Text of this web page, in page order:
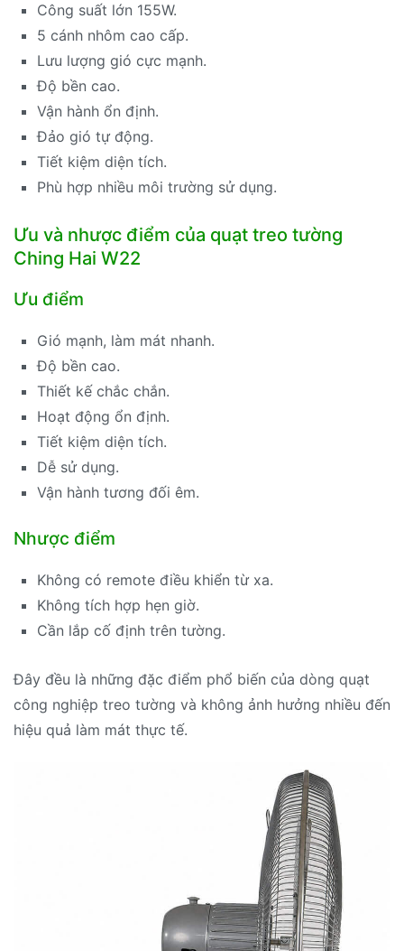
Công suất lớn 155W.
5 cánh nhôm cao cấp.
Lưu lượng gió cực mạnh.
Độ bền cao.
Vận hành ổn định.
Đảo gió tự động.
Tiết kiệm diện tích.
Phù hợp nhiều môi trường sử dụng.
Ưu và nhược điểm của quạt treo tường
Ching Hai W22
Ưu điểm
Gió mạnh, làm mát nhanh.
Độ bền cao.
Thiết kế chắc chắn.
Hoạt động ổn định.
Tiết kiệm diện tích.
Dễ sử dụng.
Vận hành tương đối êm.
Nhược điểm
Không có remote điều khiển từ xa.
Không tích hợp hẹn giờ.
Cần lắp cố định trên tường.
Đây đều là những đặc điểm phổ biến của dòng quạt
công nghiệp treo tường và không ảnh hưởng nhiều đến
hiệu quả làm mát thực tế.